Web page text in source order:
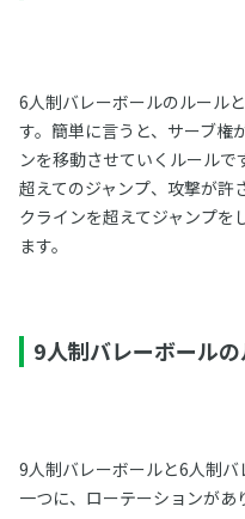
6人制バレーボールのルール
す。簡単に言うと、サーブ権
ンを移動させていくルール
超えてのジャンプ、攻撃が許
クラインを超えてジャンプを
ます。
9人制バレーボール
9人制バレーボールと6人制
一つに、ローテーションが